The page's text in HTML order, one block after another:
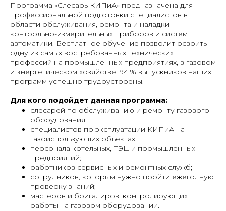
Программа «Слесарь КИПиА» предназначена для
профессиональной подготовки специалистов в
области обслуживания, ремонта и наладки
контрольно-измерительных приборов и систем
автоматики. Бесплатное обучение позволит освоить
одну из самых востребованных технических
профессий на промышленных предприятиях, в газовом
и энергетическом хозяйстве. 94 % выпускников наших
программ успешно трудоустроены.
Для кого подойдет данная программа:
слесарей по обслуживанию и ремонту газового
оборудования;
специалистов по эксплуатации КИПиА на
газоиспользующих объектах;
персонала котельных, ТЭЦ и промышленных
предприятий;
работников сервисных и ремонтных служб;
сотрудников, которым нужно пройти ежегодную
проверку знаний;
мастеров и бригадиров, контролирующих
работы на газовом оборудовании.